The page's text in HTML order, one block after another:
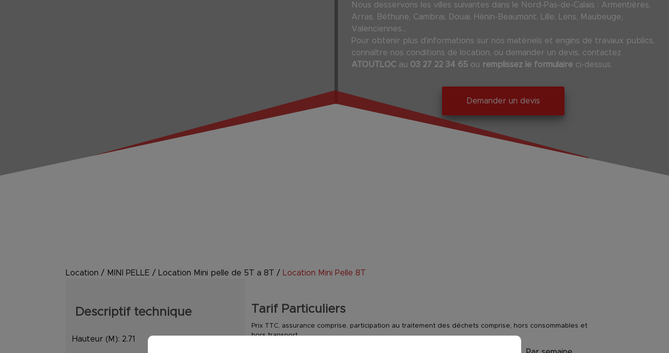
Nous desservons les villes suivantes dans le Nord-Pas-de-Calais : Armentières,
Arras, Béthune, Cambrai, Douai, Hénin-Beaumont, Lille, Lens, Maubeuge,
Valenciennes...
Pour obtenir plus d'informations sur nos matériels et engins de travaux publics,
connaître nos conditions de location, ou demander un devis, contactez
ATOUTLOCau 03 27 22 34 65ou remplissez le formulaire ci-dessus.
Demander un devis
Location / MINI PELLE / Location Mini pelle de 5T a 8T / Location Mini Pelle 8T
Descriptif technique
Hauteur (M): 2.71
Tarif Particuliers
Prix TTC, assurance comprise, participation au traitement des déchets comprise, hors consommables et
hors transport